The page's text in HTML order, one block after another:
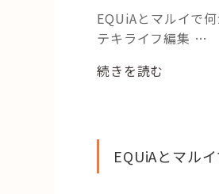
EQUiAとマルイで
テキライフ編集 …
“【志
も！
続きを読む
EQUiAとマル